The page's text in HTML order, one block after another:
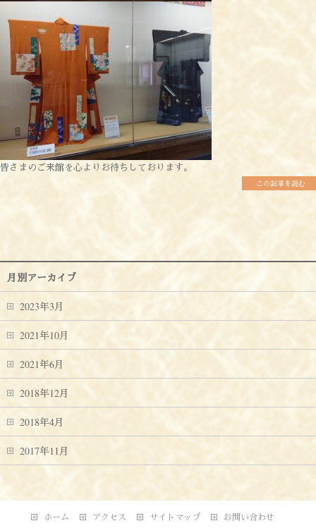
皆さまのご来館を心よりお待ちしております。
この記事を読む
月別アーカイブ
2023年3月
2021年10月
2021年6月
2018年12月
2018年4月
2017年11月
ホーム アクセス サイトマップ お問い合わせ